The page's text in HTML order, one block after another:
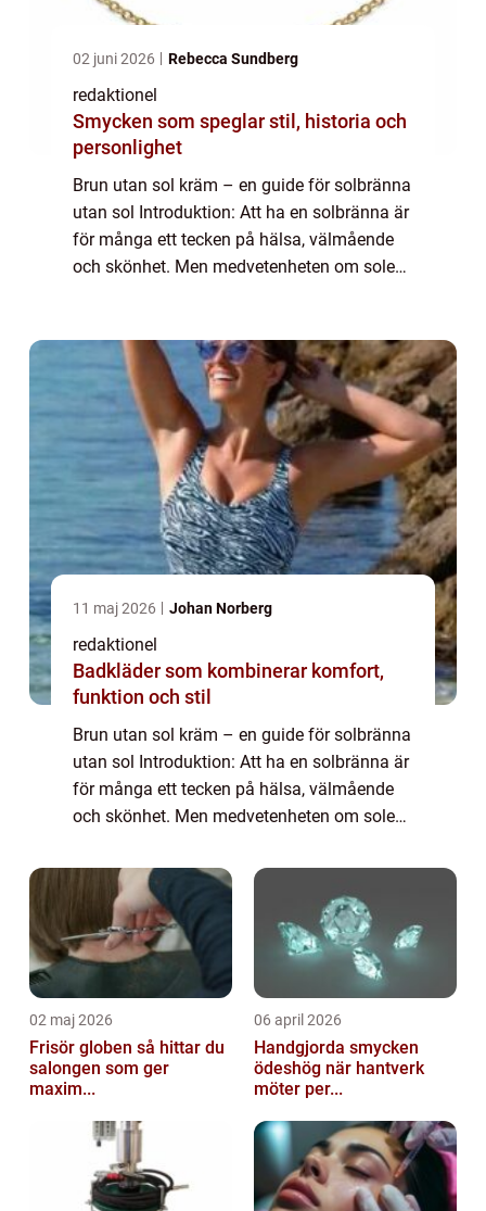
02 juni 2026 Rebecca Sundberg
redaktionel
Smycken som speglar stil, historia och
personlighet
Brun utan sol kräm – en guide för solbränna
utan sol Introduktion: Att ha en solbränna är
för många ett tecken på hälsa, välmående
och skönhet. Men medvetenheten om solens
11 maj 2026 Johan Norberg
redaktionel
Badkläder som kombinerar komfort,
funktion och stil
Brun utan sol kräm – en guide för solbränna
utan sol Introduktion: Att ha en solbränna är
för många ett tecken på hälsa, välmående
och skönhet. Men medvetenheten om solens
söker nu efter säkrare sätt att ...
02 maj 2026
Frisör globen så hittar du
salongen som ger
maxim...
06 april 2026
Handgjorda smycken
ödeshög när hantverk
möter per...